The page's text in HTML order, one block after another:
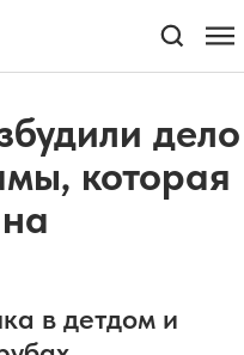
дело
которая
в детдом и